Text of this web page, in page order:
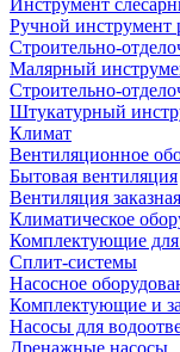
Инструмент
Ручной инструмент
Строительно-
Малярный
Строительно-
Штукатурный
Климат
Вентиляционное
Бытовая вентиляция
Вентиляция
Климатическое
Комплектующие
Сплит-системы
Насосное
Комплектующие и
Насосы для
Дренажные насосы